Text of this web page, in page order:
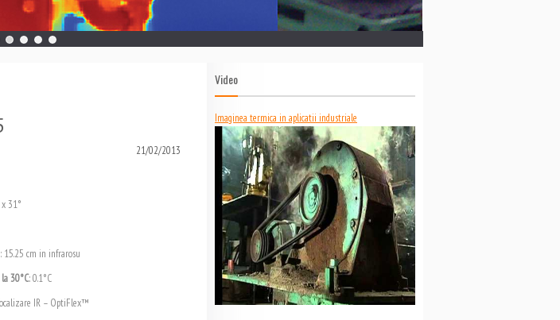
Video
Imaginea termica in aplicatii industriale
21/02/2013
31°
: 15.25 cm in infrarosu
30°C: 0.1°C
IR – OptiFlex™